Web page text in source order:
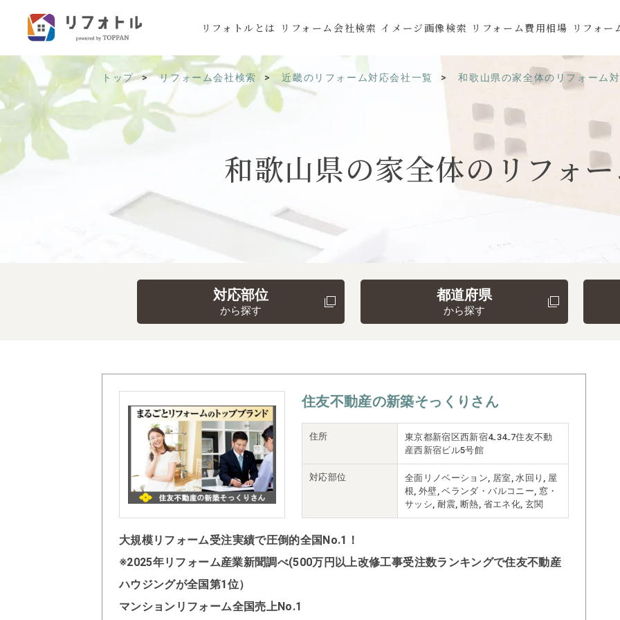
リフォトルとは リフォーム会社検索 イメージ画像検索 リフォーム費用相場 リフォー
トップ リフォーム会社検索 近畿のリフォーム対応会社一覧 和歌山県の家全体のリフォーム
和歌山県の家全体の リフォ
対応部位
から探す
都道府県
から探す
住友不動産の新築そっくりさん
住所
東京都新宿区西新宿4₋34₋7住友不動
産西新宿ビル5号館
対応部位
全面リノベーション, 居室, 水回り, 屋
根, 外壁, ベランダ・バルコニー, 窓・
サッシ, 耐震, 断熱, 省エネ化, 玄関
大規模リフォーム受注実績で圧倒的全国No.1！
※2025年リフォーム産業新聞調べ(500万円以上改修工事受注数ランキングで住友不動産
ハウジングが全国第1位）
マンションリフォーム全国売上No.1